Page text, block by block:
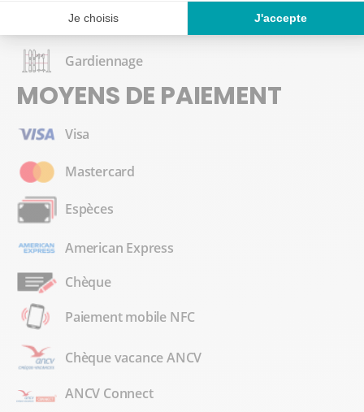
Louez 6 jours, 7ème jour offert
Gardiennage
MOYENS DE PAIEMENT
Visa
Mastercard
Espèces
American Express
Chèque
Paiement mobile NFC
Chèque vacance ANCV
ANCV Connect